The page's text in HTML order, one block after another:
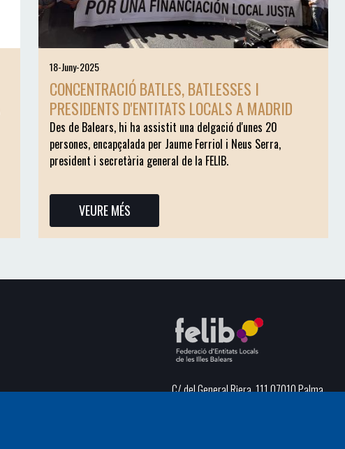
18-Juny-2025
CONCENTRACIÓ BATLES, BATLESSES I
PRESIDENTS D'ENTITATS LOCALS A MADRID
Des de Balears, hi ha assistit una delgació d'unes 20
persones, encapçalada per Jaume Ferriol i Neus Serra,
president i secretària general de la FELIB.
VEURE MÉS
C/ del General Riera, 111 07010 Palma